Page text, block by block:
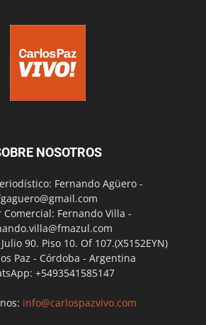
NOSOTROS
Fernando Agüero -
Comercial: Fernando Villa -
90. Piso 10. Of 107.(X5152EYN)
Paz - Córdoba - Argentina
+5493541585147
info@carlospazvivo.com